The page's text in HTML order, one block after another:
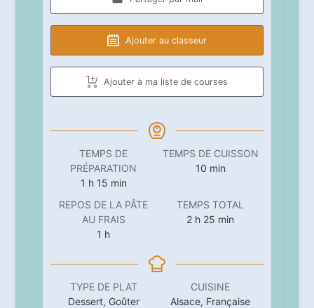
Ajouter au classeur
Ajouter à ma liste de courses
TEMPS DE
PRÉPARATION
1 heure
h 15minutes
min
TEMPS DE CUISSON
10minutes
min
REPOS DE LA PÂTE
AU FRAIS
1 heure
h
TEMPS TOTAL
2heures
h 25 minutes
min
TYPE DE PLAT
Dessert, Goûter
CUISINE
Alsace, Française